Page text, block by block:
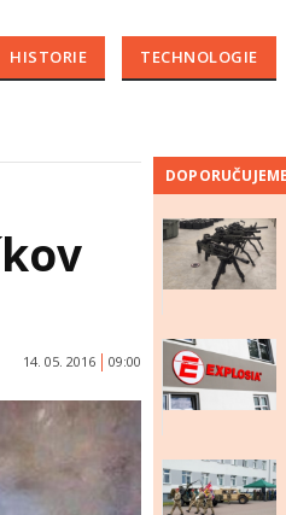
HISTORIE TECHNOLOGIE
14. 05. 2016 09:00
DOPORUČUJEME